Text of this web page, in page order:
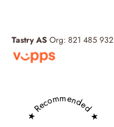
Tastry AS Org: 821 485 932
★ Recommended ★